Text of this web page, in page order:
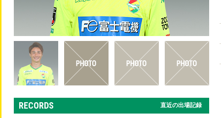
RECORDS 直近の出場記録